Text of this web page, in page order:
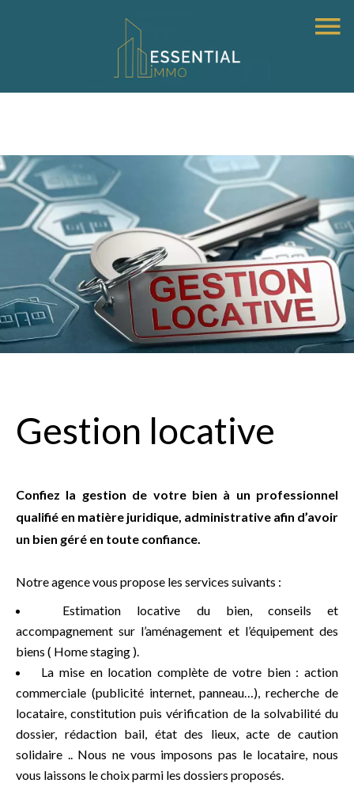
Estimation gratuite - Saint aubin de medoc - Saint medard en jalles
Gestion locative
Confiez la gestion de votre bien à un professionnel
qualifié en matière juridique, administrative afin d’avoir
un bien géré en toute confiance.
Notre agence vous propose les services suivants :
Estimation locative du bien, conseils et
accompagnement sur l’aménagement et l’équipement des
biens ( Home staging ).
La mise en location complète de votre bien : action
commerciale (publicité internet, panneau…), recherche de
locataire, constitution puis vérification de la solvabilité du
dossier, rédaction bail, état des lieux, acte de caution
solidaire .. Nous ne vous imposons pas le locataire, nous
vous laissons le choix parmi les dossiers proposés.